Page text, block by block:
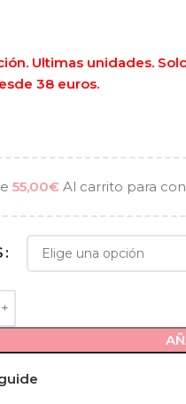
Ultimas unidades.
38 euros.
55,00€ Al carrito para